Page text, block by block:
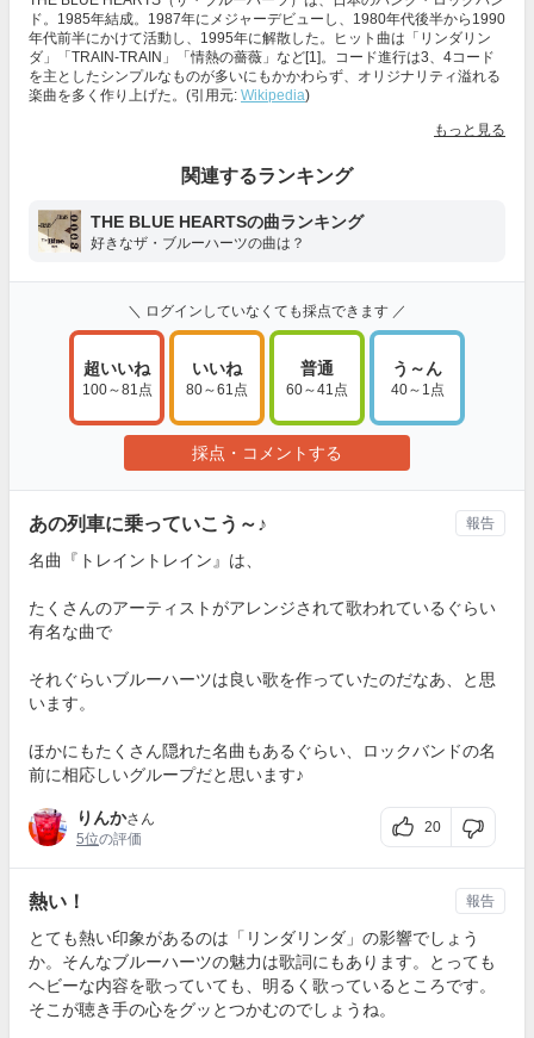
ド。1985年結成。1987年にメジャーデビューし、1980年代後半から1990
年代前半にかけて活動し、1995年に解散した。ヒット曲は「リンダリン
ダ」「TRAIN-TRAIN」「情熱の薔薇」など[1]。コード進行は3、4コード
を主としたシンプルなものが多いにもかかわらず、オリジナリティ溢れる
楽曲を多く作り上げた。(引用元: Wikipedia)
もっと見る
関連するランキング
THE BLUE HEARTSの曲ランキング
好きなザ・ブルーハーツの曲は？
＼ ログインしていなくても採点できます ／
超いいね
100～81点
いいね
80～61点
普通
60～41点
う～ん
40～1点
採点・コメントする
あの列車に乗っていこう～♪
名曲『トレイントレイン』は、
たくさんのアーティストがアレンジされて歌われているぐらい
有名な曲で
それぐらいブルーハーツは良い歌を作っていたのだなあ、と思
います。
ほかにもたくさん隠れた名曲もあるぐらい、ロックバンドの名
前に相応しいグループだと思います♪
りんかさん
5位の評価
20
報告
熱い！
とても熱い印象があるのは「リンダリンダ」の影響でしょう
か。そんなブルーハーツの魅力は歌詞にもあります。とっても
ヘビーな内容を歌っていても、明るく歌っているところです。
そこが聴き手の心をグッとつかむのでしょうね。
報告